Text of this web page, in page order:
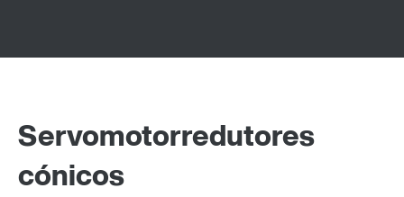
Servomotorredutores
cónicos